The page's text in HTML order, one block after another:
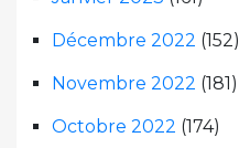
Décembre 2022 (152)
Novembre 2022 (181)
Octobre 2022 (174)